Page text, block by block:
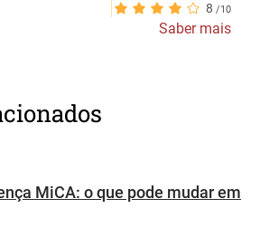
8
Saber mais
MiCA: o que pode mudar em